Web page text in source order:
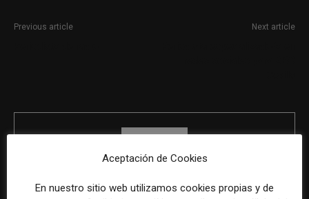
Previous article Next article
Aceptación de Cookies
En nuestro sitio web utilizamos cookies propias y de